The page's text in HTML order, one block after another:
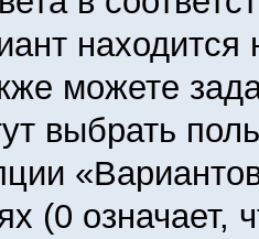
находится
можете
выбрать
(0 означает,